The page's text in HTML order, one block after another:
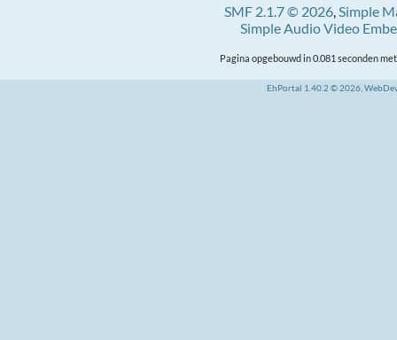
SMF 2.1.7 © 2026,Simple
Simple Audio Video
Pagina opgebouwd in 0.081 seconden
EhPortal 1.40.2 © 2026,